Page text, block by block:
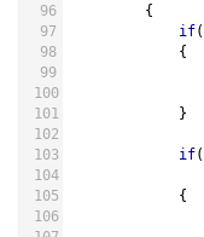
{
if(
{
}
if(
{